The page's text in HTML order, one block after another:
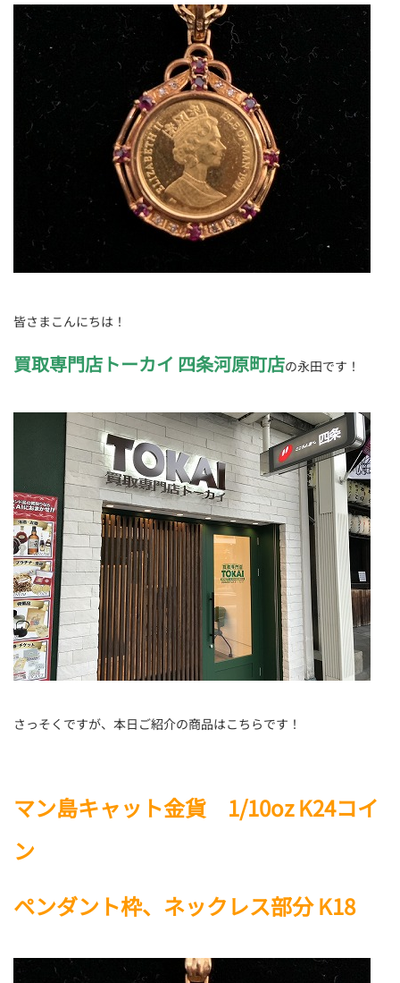
皆さまこんにちは！
買取専門店トーカイ 四条河原町店の永田です！
さっそくですが、本日ご紹介の商品はこちらです！
マン島キャット金貨 1/10oz K24コイ
ン
ペンダント枠、ネックレス部分 K18